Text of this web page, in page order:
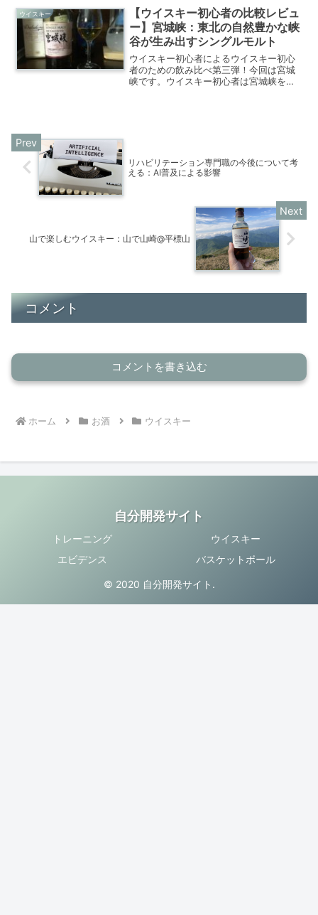
でも限定品として販売されているへビリ
ーピーテッドの第4弾です。ウイスキー初
心者である私が飲んでみてどのように感
じたのでしょうか?
ウイスキー
【ウイスキー初心者の比較レビュ
ー】宮城峡：東北の自然豊かな峡
谷が生み出すシングルモルト
ウイスキー初心者によるウイスキー初心
者のための飲み比べ第三弾！今回は宮城
峡です。ウイスキー初心者は宮城峡を飲
リハビリテーション専門職の今後について考
える：AI普及による影響
山で楽しむウイスキー：山で山崎@平標山
コメント
コメントを書き込む
ホーム お酒 ウイスキー
自分開発サイト
トレーニング
ウイスキー
エビデンス
バスケットボール
© 2020 自分開発サイト.